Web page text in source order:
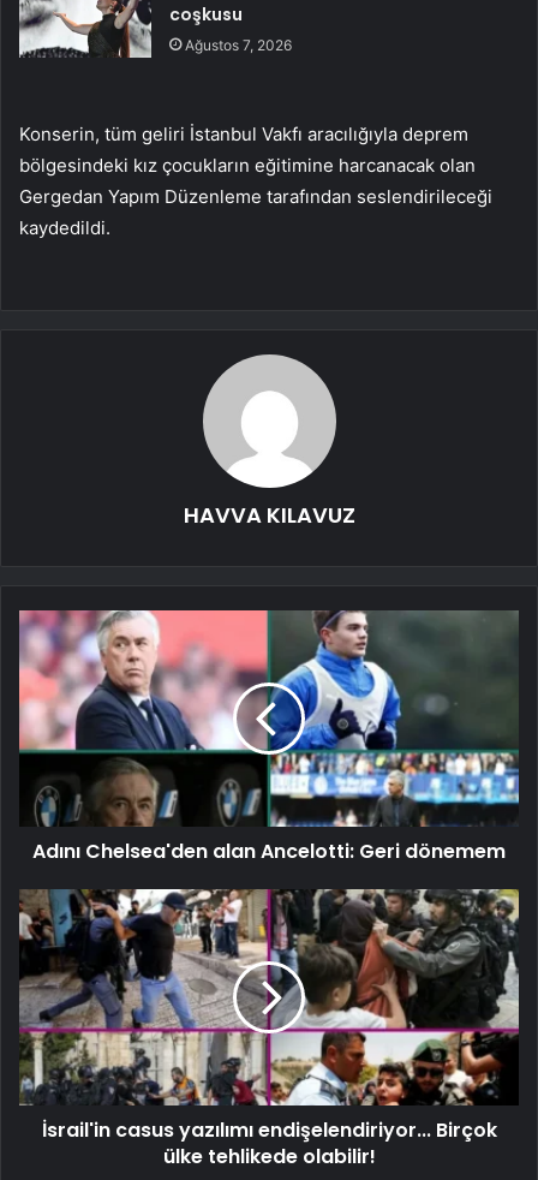
coşkusu
Ağustos 7, 2026
Konserin, tüm geliri İstanbul Vakfı aracılığıyla deprem
bölgesindeki kız çocukların eğitimine harcanacak olan
Gergedan Yapım Düzenleme tarafından seslendirileceği
kaydedildi.
HAVVA KILAVUZ
Adını Chelsea'den alan Ancelotti: Geri dönemem
İsrail'in casus yazılımı endişelendiriyor... Birçok
ülke tehlikede olabilir!